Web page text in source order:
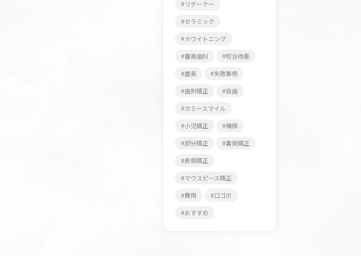
リテーナー
セラミック
ホワイトニング
審美歯科 咬合改善
面長 失敗事例
歯列矯正 抜歯
ガミースマイル
小児矯正 横顔
部分矯正 裏側矯正
表側矯正
マウスピース矯正
費用 口ゴボ
おすすめ